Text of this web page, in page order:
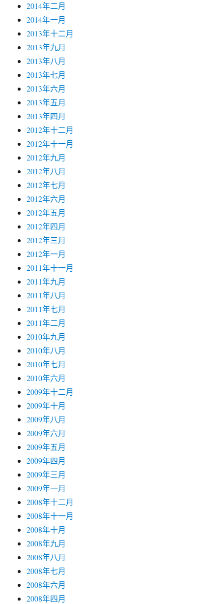
2014年二月
2014年一月
2013年十二月
2013年九月
2013年八月
2013年七月
2013年六月
2013年五月
2013年四月
2012年十二月
2012年十一月
2012年九月
2012年八月
2012年七月
2012年六月
2012年五月
2012年四月
2012年三月
2012年一月
2011年十一月
2011年九月
2011年八月
2011年七月
2011年二月
2010年九月
2010年八月
2010年七月
2010年六月
2009年十二月
2009年十月
2009年八月
2009年六月
2009年五月
2009年四月
2009年三月
2009年一月
2008年十二月
2008年十一月
2008年十月
2008年九月
2008年八月
2008年七月
2008年六月
2008年四月